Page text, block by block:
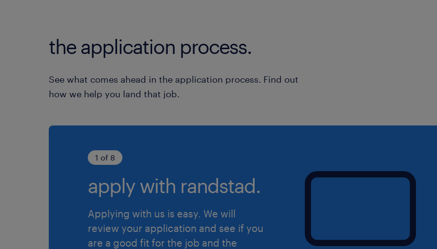
the application process.
See what comes ahead in the application process. Find out
how we help you land that job.
1 of 8
apply with randstad.
Applying with us is easy. We will
review your application and see if you
are a good fit for the job and the